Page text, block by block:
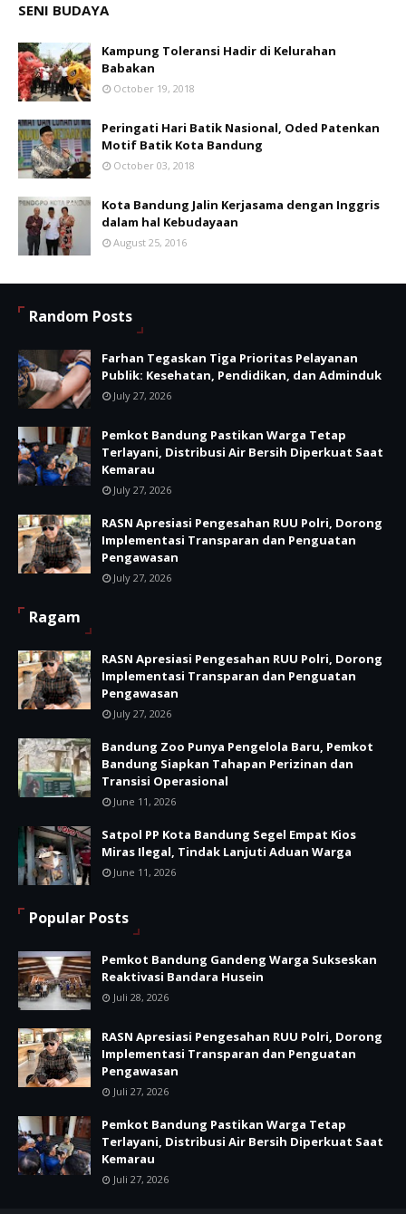
SENI BUDAYA
Kampung Toleransi Hadir di Kelurahan
Babakan
October 19, 2018
Peringati Hari Batik Nasional, Oded Patenkan
Motif Batik Kota Bandung
October 03, 2018
Kota Bandung Jalin Kerjasama dengan Inggris
dalam hal Kebudayaan
August 25, 2016
Random Posts
Farhan Tegaskan Tiga Prioritas Pelayanan
Publik: Kesehatan, Pendidikan, dan Adminduk
July 27, 2026
Pemkot Bandung Pastikan Warga Tetap
Terlayani, Distribusi Air Bersih Diperkuat Saat
Kemarau
July 27, 2026
RASN Apresiasi Pengesahan RUU Polri, Dorong
Implementasi Transparan dan Penguatan
Pengawasan
July 27, 2026
Ragam
RASN Apresiasi Pengesahan RUU Polri, Dorong
Implementasi Transparan dan Penguatan
Pengawasan
July 27, 2026
Bandung Zoo Punya Pengelola Baru, Pemkot
Bandung Siapkan Tahapan Perizinan dan
Transisi Operasional
June 11, 2026
Satpol PP Kota Bandung Segel Empat Kios
Miras Ilegal, Tindak Lanjuti Aduan Warga
June 11, 2026
Popular Posts
Pemkot Bandung Gandeng Warga Sukseskan
Reaktivasi Bandara Husein
Juli 28, 2026
RASN Apresiasi Pengesahan RUU Polri, Dorong
Implementasi Transparan dan Penguatan
Pengawasan
Juli 27, 2026
Pemkot Bandung Pastikan Warga Tetap
Terlayani, Distribusi Air Bersih Diperkuat Saat
Kemarau
Juli 27, 2026